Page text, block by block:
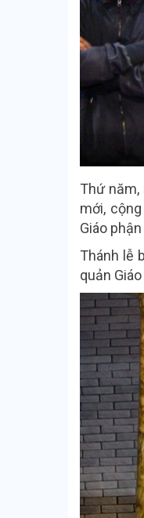
Thứ
mới,
Giáo
Thánh lễ
quản